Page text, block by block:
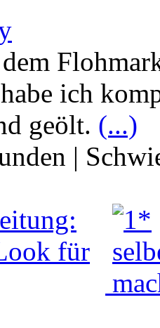
ich
geölt. (...)
|